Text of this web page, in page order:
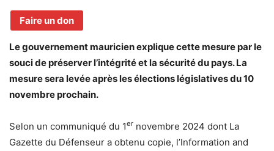
Faire un don
Le gouvernement mauricien explique cette mesure par le
souci de préserver l’intégrité et la sécurité du pays. La
mesure sera levée après les élections législatives du 10
novembre prochain.
Selon un communiqué du 1er novembre 2024 dont La
Gazette du Défenseur a obtenu copie, l’Information and